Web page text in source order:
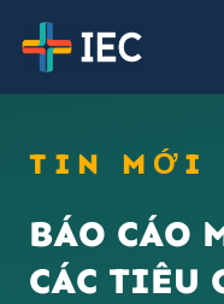
TIN MỚI
BÁO CÁO
CÁC TIÊU